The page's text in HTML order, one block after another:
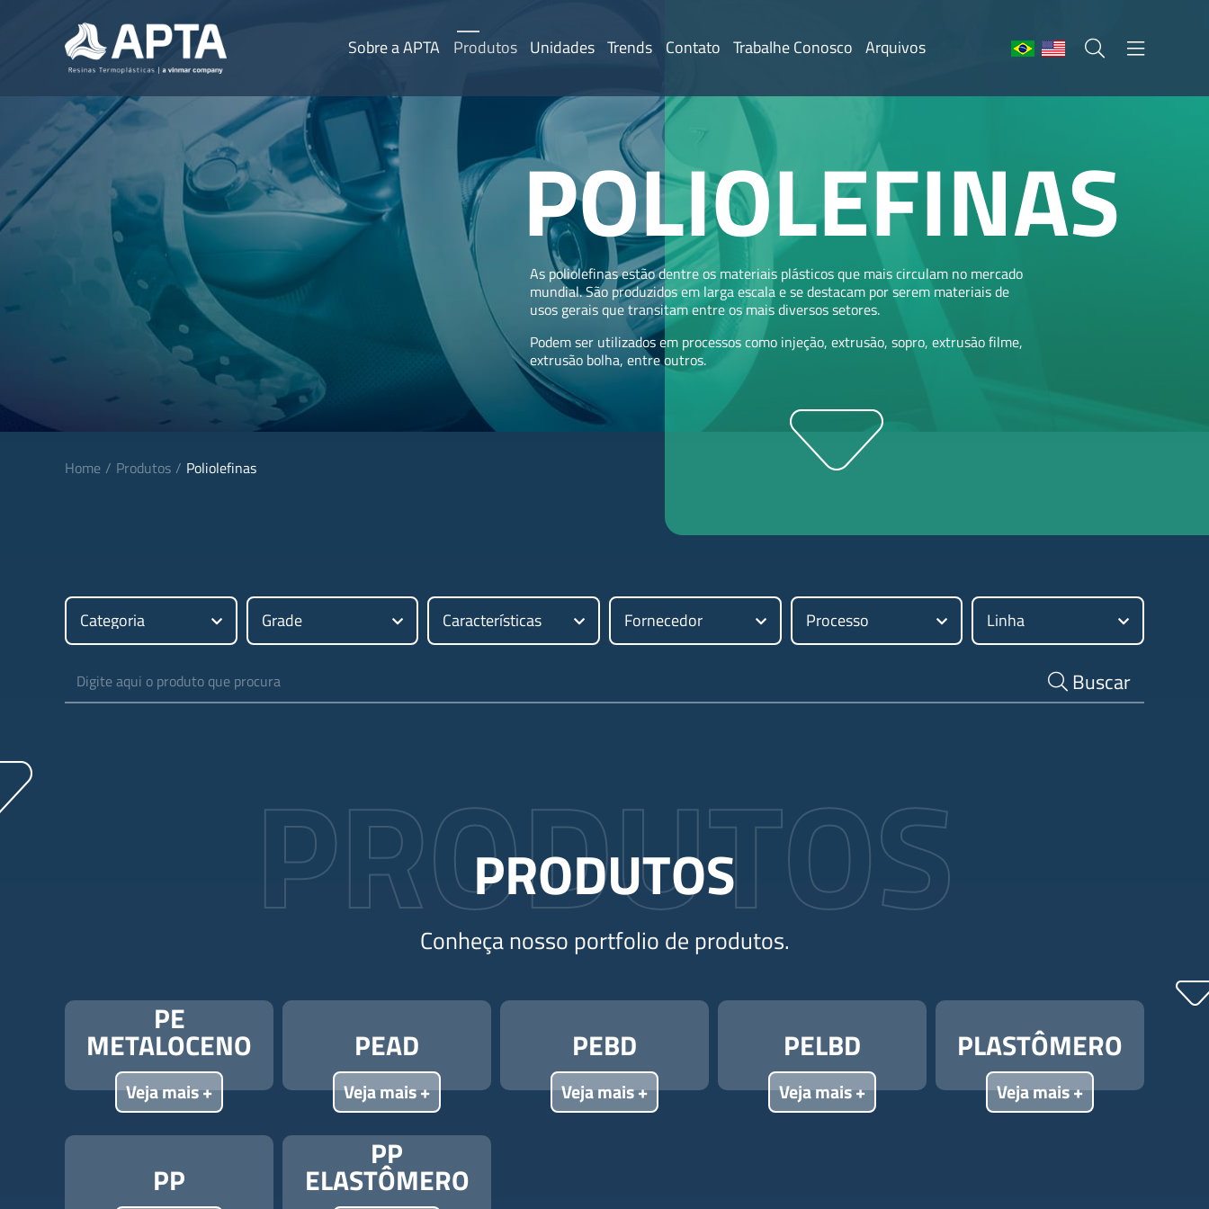
Sobre a APTA Produtos Unidades Trends Contato Trabalhe Conosco Arquivos
POLIOLEFINAS
As poliolefinas estão dentre os materiais plásticos que mais circulam no mercado
mundial. São produzidos em larga escala e se destacam por serem materiais de
usos gerais que transitam entre os mais diversos setores.
Podem ser utilizados em processos como injeção, extrusão, sopro, extrusão filme,
extrusão bolha, entre outros.
Home Produtos Poliolefinas
Categoria Grade Características Fornecedor Processo Linha
Buscar
PRODUTOS
PRODUTOS
Conheça nosso portfolio de produtos.
PE
METALOCENO
Veja mais +
PEAD
Veja mais +
PEBD
Veja mais +
PELBD
Veja mais +
PLASTÔMERO
Veja mais +
PP
PP
ELASTÔMERO